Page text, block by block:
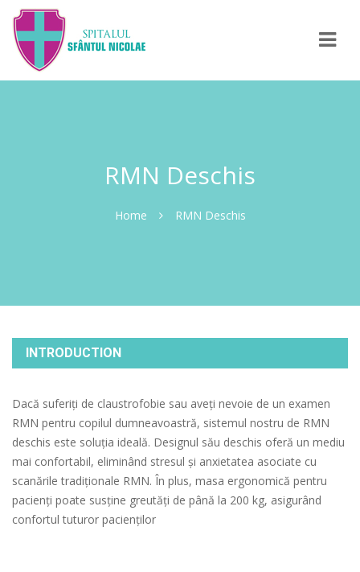
RMN Deschis
Home RMN Deschis
INTRODUCTION
Dacă suferiți de claustrofobie sau aveți nevoie de un examen
RMN pentru copilul dumneavoastră, sistemul nostru de RMN
deschis este soluția ideală. Designul său deschis oferă un mediu
mai confortabil, eliminând stresul și anxietatea asociate cu
scanările tradiționale RMN. În plus, masa ergonomică pentru
pacienți poate susține greutăți de până la 200 kg, asigurând
confortul tuturor pacienților